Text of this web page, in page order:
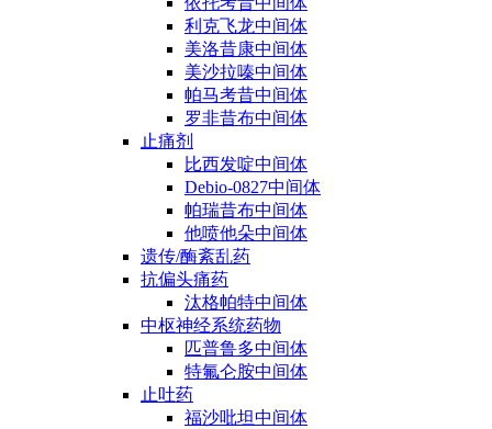
利克飞龙中间体
美洛昔康中间体
美沙拉嗪中间体
帕马考昔中间体
罗非昔布中间体
止痛剂
比西发啶中间体
Debio-0827中间体
帕瑞昔布中间体
他喷他朵中间体
遗传/酶紊乱药
抗偏头痛药
汰格帕特中间体
中枢神经系统药物
匹普鲁多中间体
特氟仑胺中间体
止吐药
福沙吡坦中间体